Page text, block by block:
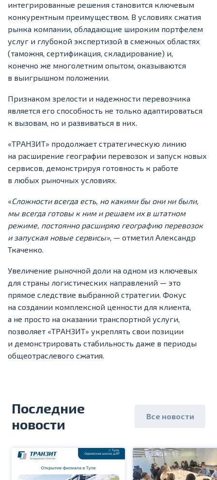
интегрированные решения становится ключевым
конкурентным преимуществом. В условиях сжатия
рынка компании, обладающие широким портфелем
услуг и глубокой экспертизой в смежных областях
(таможня, сертификация, складирование) и,
конечно же многолетним опытом, оказываются
в выигрышном положении.
Признаком зрелости и надежности перевозчика
является его способность не только адаптироваться
к вызовам, но и развиваться в них.
«ТРАНЗИТ» продолжает стратегическую линию
на расширение географии перевозок и запуск новых
сервисов, демонстрируя готовность к работе
в любых рыночных условиях.
«Сложности всегда есть, но какими бы они ни были,
мы всегда готовы к ним и решаем их в штатном
режиме, постоянно расширяю географию перевозок
и запуская новые сервисы» , — отметил Александр
Ткаченко.
Увеличение рыночной доли на одном из ключевых
для страны логистических направлений — это
прямое следствие выбранной стратегии. Фокус
на создании комплексной ценности для клиента,
а не просто на оказании транспортной услуги,
позволяет «ТРАНЗИТ» укреплять свои позиции
и демонстрировать стабильность даже в периоды
общеотраслевого сжатия.
Последние
новости
Все новости